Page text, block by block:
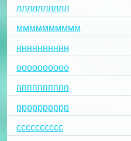
лллллллллл
мммммммммм
нннннннннн
оооооооооо
пппппппппп
рррррррррр
сссссссссс